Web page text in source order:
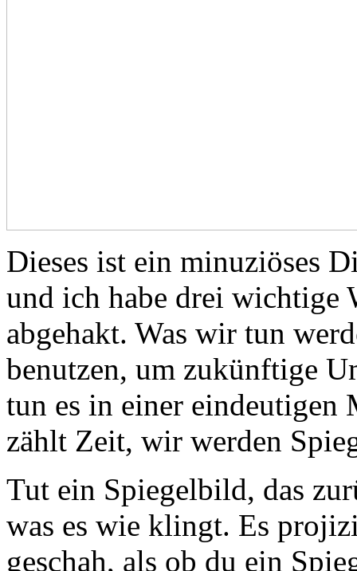
Dieses ist ein minuziöses
und ich habe drei wichtige
abgehakt. Was wir tun
benutzen, um zukünftige
tun es in einer eindeutigen
zählt Zeit, wir werden
Tut ein Spiegelbild, das
was es wie klingt. Es
geschah, als ob du ein